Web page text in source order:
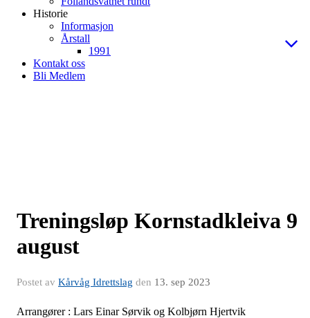
Historie
Informasjon
Årstall
1991
Kontakt oss
Bli Medlem
Treningsløp Kornstadkleiva 9
august
Postet av Kårvåg Idrettslag den 13. sep 2023
Arrangører : Lars Einar Sørvik og Kolbjørn Hjertvik